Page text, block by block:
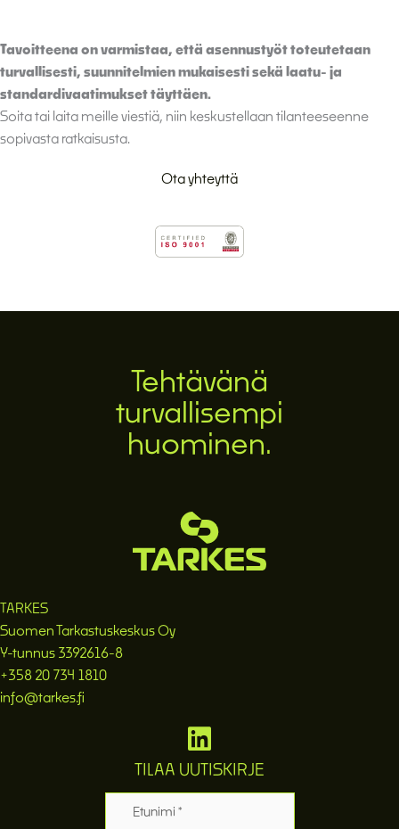
Tavoitteena on varmistaa, että asennustyöt toteutetaan
turvallisesti, suunnitelmien mukaisesti sekä laatu- ja
standardivaatimukset täyttäen.
Soita tai laita meille viestiä, niin keskustellaan tilanteeseenne
sopivasta ratkaisusta.
Ota yhteyttä
Tehtävänä
turvallisempi
huominen.
TARKES
Suomen Tarkastuskeskus Oy
Y-tunnus 3392616-8
+358 20 734 1810
info@tarkes.fi
TILAA UUTISKIRJE
Etunimi